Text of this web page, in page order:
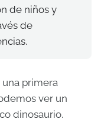
de niños y
de
primera
ver un
dinosaurio.